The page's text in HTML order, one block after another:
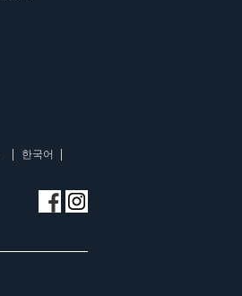
한국어